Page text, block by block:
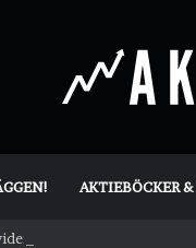
AKTIEBÖCKER
Overshoot Day